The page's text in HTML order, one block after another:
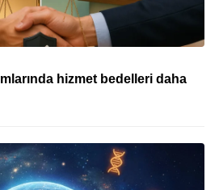
hizmet bedelleri daha şeffaf hale geldi.
hizmet bedelleri daha